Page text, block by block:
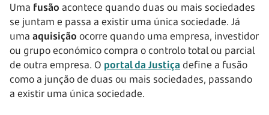
Uma fusão acontece quando duas ou mais sociedades
se juntam e passa a existir uma única sociedade. Já
uma aquisição ocorre quando uma empresa, investidor
ou grupo económico compra o controlo total ou parcial
de outra empresa. O portal da Justiça define a fusão
como a junção de duas ou mais sociedades, passando
a existir uma única sociedade.